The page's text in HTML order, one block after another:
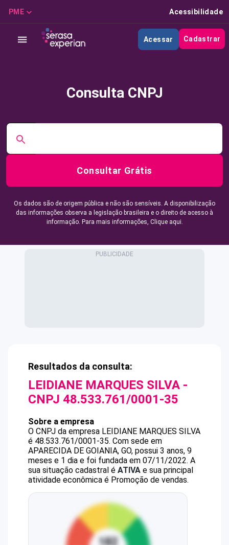
PME Acessibilidade
Acessar Cadastrar
Consulta CNPJ
Consultar Grátis
Os dados são de origem pública e não são sensíveis. A disponibilização
das informações observa a legislação brasileira e o direito de acesso à
informação. Para mais informações, Clique aqui.
Resultados da consulta:
LEIDIANE MARQUES SILVA -
CNPJ 48.533.761/0001-35
Sobre a empresa
O CNPJ da empresa LEIDIANE MARQUES SILVA
é 48.533.761/0001-35. Com sede em
APARECIDA DE GOIANIA, GO, possui 3 anos, 9
meses e 1 dia e foi fundada em 07/11/2022. A
sua situação cadastral é ATIVA e sua principal
atividade econômica é Promoção de vendas.